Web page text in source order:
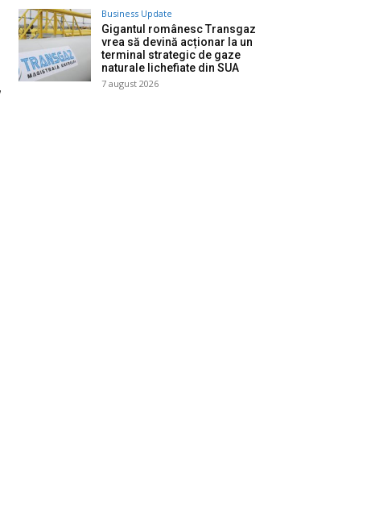
Business Update
Gigantul românesc Transgaz
vrea să devină acționar la un
terminal strategic de gaze
naturale lichefiate din SUA
7 august 2026